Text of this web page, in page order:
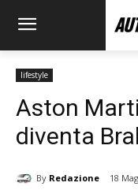
lifestyle
Aston
diventa
By Redazione 18